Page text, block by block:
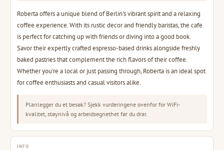
Roberta offers a unique blend of Berlin's vibrant spirit and a relaxing
coffee experience. With its rustic decor and friendly baristas, the cafe
is perfect for catching up with friends or diving into a good book.
Savor their expertly crafted espresso-based drinks alongside freshly
baked pastries that complement the rich flavors of their coffee.
Whether you're a local or just passing through, Roberta is an ideal spot
for coffee enthusiasts and casual visitors alike.
Planlegger du et besøk? Sjekk vurderingene ovenfor for WiFi-
kvalitet, støynivå og arbeidsegnethet før du drar.
INFO